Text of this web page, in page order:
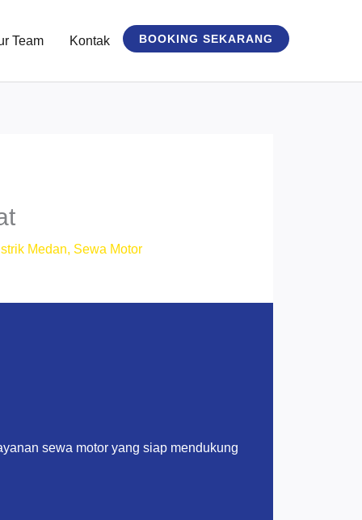
Team Kontak BOOKING SEKARANG
Medan, Sewa Motor
sewa motor yang siap mendukung